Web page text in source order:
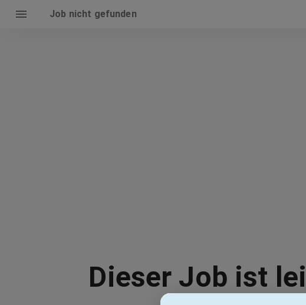
Job nicht gefunden
Dieser Job ist